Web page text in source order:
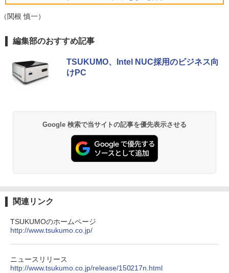
5
レビュー投稿 5年保証｜MS Office 2024
｜店長厳選 Lenovo ThinkPad 15.6型 Bl
PC Word Excel
￥29,800
5
【期間限定10%OFFクーポン 8/12 10時
カーフリー ブルーライトカット モニター
40
￥12,980
BRUCE WAYNE feat. Flo Milli, ATL Jacob
[Explicit]
￥250
[Explicit]
On My Road (Stadium ver.)
【Amazon.co.jp限定】 い・ろ・は・す 2L P
ET ラベルレス ×8本
￥1,112
富士山の天然水 バナジウム含有 水 ミネラル
ウォーター ペットボトル 静岡県産 500ミリリ
ットル (Smart Basic)
￥1,380
薬屋のひとりごと 17巻 (デジタル版ビッグガ
ンガンコミックス)
￥770
エース)
クスDIGITAL)
HUNTER×HUNTER モノクロ版 39 (ジャンプ
（関根 慎一）
編集部のおすすめ記事
TSUKUMO、Intel NUC採用のビジネス向
けPC
Google 検索で当サイトの記事を優先表示させる
関連リンク
TSUKUMOのホームページ
http://www.tsukumo.co.jp/
ニュースリリース
http://www.tsukumo.co.jp/release/150217n.html